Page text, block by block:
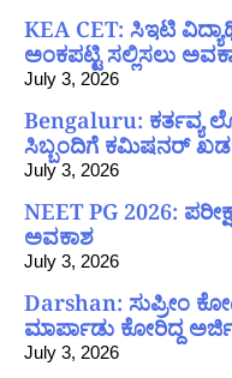
KEA CET: ಸಿಇಟಿ
ಅಂಕಪಟ್ಟಿ ಸಲ್ಲಿಸಲು
July 3, 2026
Bengaluru: ಕರ್ತವ್ಯ
ಸಿಬ್ಬಂದಿಗೆ ಕಮಿಷನರ್
July 3, 2026
NEET PG 2026:
ಅವಕಾಶ
July 3, 2026
Darshan: ಸುಪ್ರೀಂ
ಮಾರ್ಪಾಡು ಕೋರಿದ್ದ
July 3, 2026